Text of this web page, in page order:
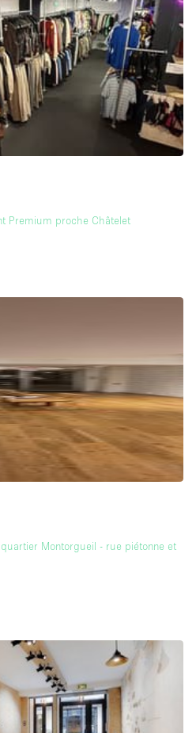
Premium proche Châtelet
Montorgueil - rue piétonne et